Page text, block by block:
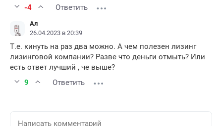
-4
Ответить
Ал
26.04.2023 в 20:39
Т.е. кинуть на раз два можно. А чем полезен лизинг
лизинговой компании? Разве что деньги отмыть? Или
есть ответ лучший , че выше?
9
Ответить